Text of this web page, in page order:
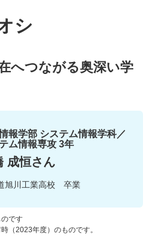
シ
へつながる奥深い学
報学部 システム情報学科／
ム情報専攻 3年
成恒さん
旭川工業高校 卒業
です
（2023年度）のものです。